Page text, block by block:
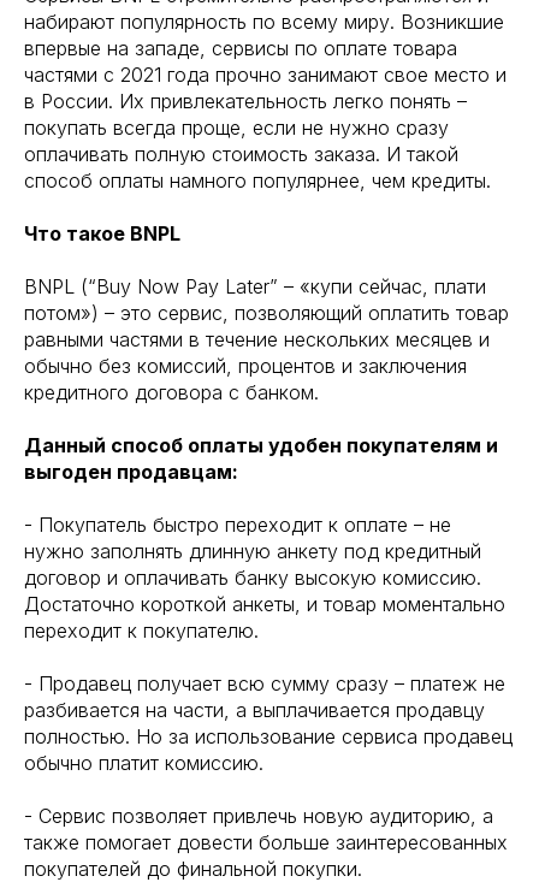
набирают популярность по всему миру. Возникшие
впервые на западе, сервисы по оплате товара
частями с 2021 года прочно занимают свое место и
в России. Их привлекательность легко понять –
покупать всегда проще, если не нужно сразу
оплачивать полную стоимость заказа. И такой
способ оплаты намного популярнее, чем кредиты.
Что такое BNPL
BNPL (“Buy Now Pay Later” – «купи сейчас, плати
потом») – это сервис, позволяющий оплатить товар
равными частями в течение нескольких месяцев и
обычно без комиссий, процентов и заключения
кредитного договора с банком.
Данный способ оплаты удобен покупателям и
выгоден продавцам:
- Покупатель быстро переходит к оплате – не
нужно заполнять длинную анкету под кредитный
договор и оплачивать банку высокую комиссию.
Достаточно короткой анкеты, и товар моментально
переходит к покупателю.
- Продавец получает всю сумму сразу – платеж не
разбивается на части, а выплачивается продавцу
полностью. Но за использование сервиса продавец
обычно платит комиссию.
- Сервис позволяет привлечь новую аудиторию, а
также помогает довести больше заинтересованных
покупателей до финальной покупки.